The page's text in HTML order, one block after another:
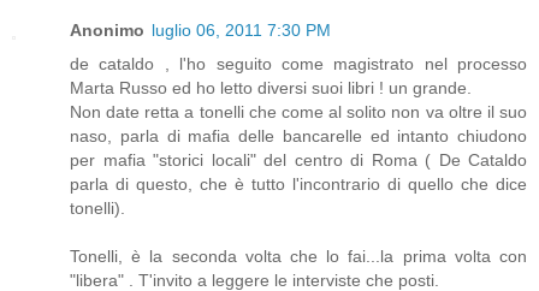
Anonimo luglio 06, 2011 7:30 PM
de cataldo , l'ho seguito come magistrato nel processo
Marta Russo ed ho letto diversi suoi libri ! un grande.
Non date retta a tonelli che come al solito non va oltre il suo
naso, parla di mafia delle bancarelle ed intanto chiudono
per mafia "storici locali" del centro di Roma ( De Cataldo
parla di questo, che è tutto l'incontrario di quello che dice
tonelli).
Tonelli, è la seconda volta che lo fai...la prima volta con
"libera" . T'invito a leggere le interviste che posti.